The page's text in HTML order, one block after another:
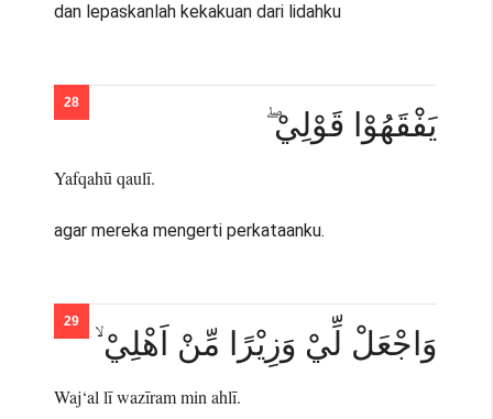
dan lepaskanlah kekakuan dari lidahku
يَفْقَهُوْا قَوْلِيْ ۖ
Yafqahū qaulī.
agar mereka mengerti perkataanku.
وَاجْعَلْ لِّيْ وَزِيْرًا مِّنْ اَهْلِيْ ۙ
Waj‘al lī wazīram min ahlī.